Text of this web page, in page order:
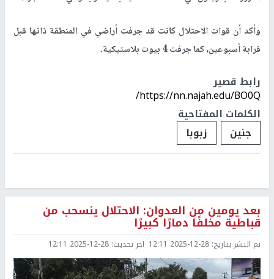
وأكد أن قوات الاحتلال كانت قد جرفت أراضي في المنطقة ذاتها قبل
قرابة أسبوعين، كما جرفت 4 بيوت بلاستيكية.
رابط قصير
https://nn.najah.edu/BO0Q/
الكلمات المفتاحية
جنين
زبوبا
بعد يومين من العدوان: الاحتلال ينسحب من
قباطية مخلفًا دمارًا كبيرًا
تم النشر بتاريخ: 2025-12-28 12:11 اخر تحديث: 2025-12-28 12:11